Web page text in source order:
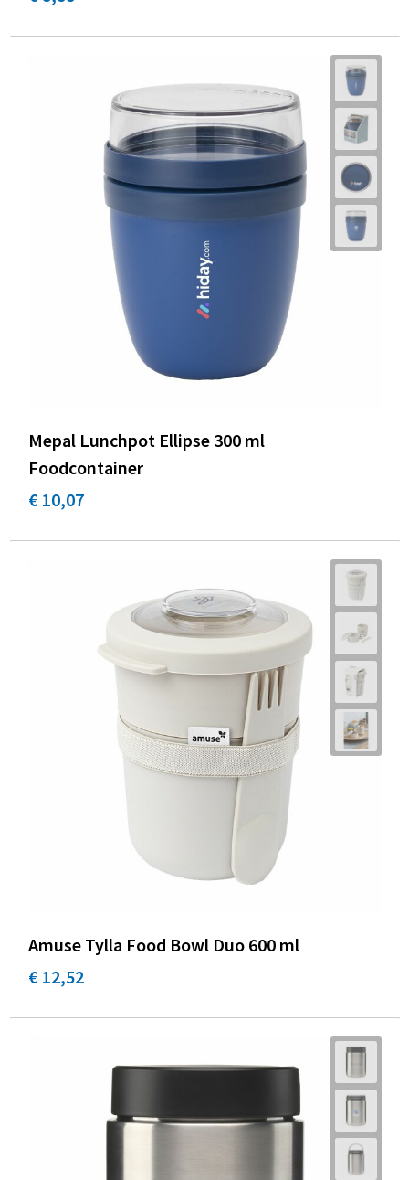
Mepal Lunchpot Ellipse 300 ml
Foodcontainer
€ 10,07
Amuse Tylla Food Bowl Duo 600 ml
€ 12,52